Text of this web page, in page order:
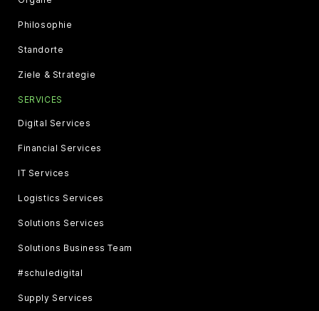
Philosophie
Standorte
Ziele & Strategie
SERVICES
Digital Services
Financial Services
IT Services
Logistics Services
Solutions Services
Solutions Business Team
#schuledigital
Supply Services